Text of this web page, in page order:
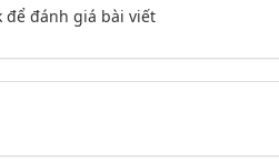
để đánh giá bài viết